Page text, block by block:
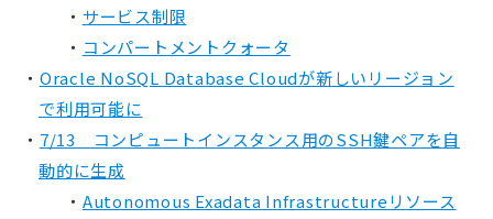
サービス制限
コンパートメントクォータ
Oracle NoSQL Database Cloudが新しいリージョン
で利用可能に
7/13 コンピュートインスタンス用のSSH鍵ペアを自
動的に生成
Autonomous Exadata Infrastructureリソース